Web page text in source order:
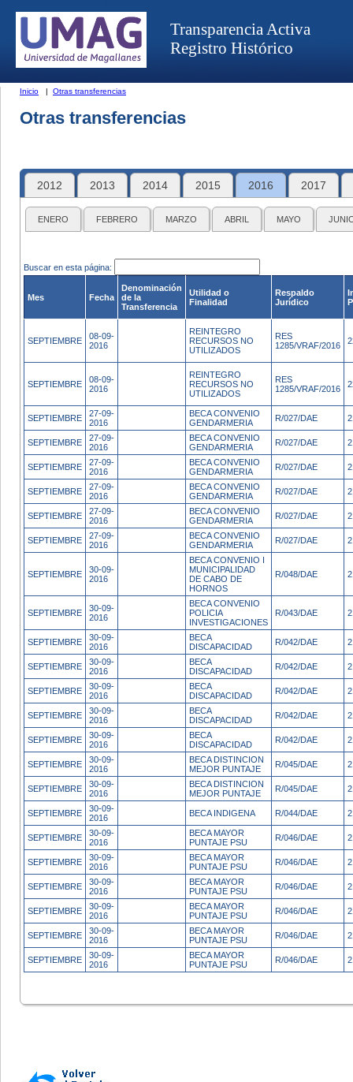
Transparencia Activa
Registro Histórico
Inicio | Otras transferencias
Otras transferencias
2012 2013 2014 2015 2016 2017
ENERO FEBRERO MARZO ABRIL MAYO
Buscar en esta página:
Mes Fecha
Denominación
de la
Transferencia
Utilidad o
Finalidad
Respaldo
Jurídico
SEPTIEMBRE
08-09-
2016
REINTEGRO
RECURSOS NO
UTILIZADOS
RES
1285/VRAF/2016
SEPTIEMBRE
08-09-
2016
REINTEGRO
RECURSOS NO
UTILIZADOS
RES
1285/VRAF/2016
SEPTIEMBRE
27-09-
2016
BECA CONVENIO
GENDARMERIA
R/027/DAE
SEPTIEMBRE
27-09-
2016
BECA CONVENIO
GENDARMERIA
R/027/DAE
SEPTIEMBRE
27-09-
2016
BECA CONVENIO
GENDARMERIA
R/027/DAE
SEPTIEMBRE
27-09-
2016
BECA CONVENIO
GENDARMERIA
R/027/DAE
SEPTIEMBRE
27-09-
2016
BECA CONVENIO
GENDARMERIA
R/027/DAE
SEPTIEMBRE
27-09-
2016
BECA CONVENIO
GENDARMERIA
R/027/DAE
SEPTIEMBRE
30-09-
2016
BECA CONVENIO I
MUNICIPALIDAD
DE CABO DE
HORNOS
R/048/DAE
SEPTIEMBRE
30-09-
2016
BECA CONVENIO
POLICIA
INVESTIGACIONES
R/043/DAE
SEPTIEMBRE
30-09-
2016
BECA
DISCAPACIDAD
R/042/DAE
SEPTIEMBRE
30-09-
2016
BECA
DISCAPACIDAD
R/042/DAE
SEPTIEMBRE
30-09-
2016
BECA
DISCAPACIDAD
R/042/DAE
SEPTIEMBRE
30-09-
2016
BECA
DISCAPACIDAD
R/042/DAE
SEPTIEMBRE
30-09-
2016
BECA
DISCAPACIDAD
R/042/DAE
SEPTIEMBRE
30-09-
2016
BECA DISTINCION
MEJOR PUNTAJE
R/045/DAE
SEPTIEMBRE
30-09-
2016
BECA DISTINCION
MEJOR PUNTAJE
R/045/DAE
SEPTIEMBRE
30-09-
2016
BECA INDIGENA R/044/DAE
SEPTIEMBRE
30-09-
2016
BECA MAYOR
PUNTAJE PSU
R/046/DAE
SEPTIEMBRE
30-09-
2016
BECA MAYOR
PUNTAJE PSU
R/046/DAE
SEPTIEMBRE
30-09-
2016
BECA MAYOR
PUNTAJE PSU
R/046/DAE
SEPTIEMBRE
30-09-
2016
BECA MAYOR
PUNTAJE PSU
R/046/DAE
SEPTIEMBRE
30-09-
2016
BECA MAYOR
PUNTAJE PSU
R/046/DAE
SEPTIEMBRE
30-09-
2016
BECA MAYOR
PUNTAJE PSU
R/046/DAE